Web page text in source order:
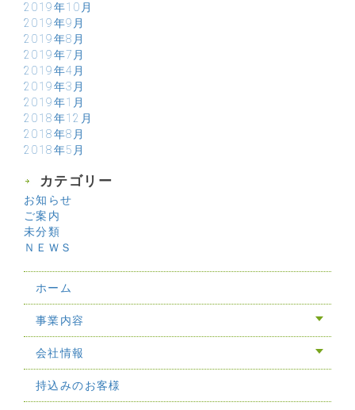
2019年10月
2019年9月
2019年8月
2019年7月
2019年4月
2019年3月
2019年1月
2018年12月
2018年8月
2018年5月
カテゴリー
お知らせ
ご案内
未分類
ＮＥＷＳ
ホーム
事業内容
会社情報
持込みのお客様